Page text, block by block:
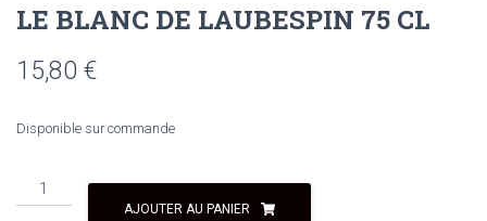
LE BLANC DE LAUBESPIN 75 CL
15,80 €
Disponible sur commande
AJOUTER AU PANIER